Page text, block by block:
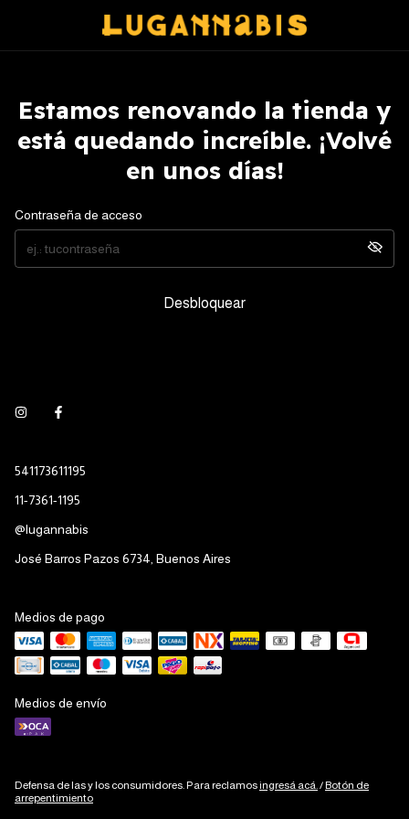
Estamos renovando la tienda y
está quedando increíble. ¡Volvé
en unos días!
Contraseña de acceso
Desbloquear
541173611195
11-7361-1195
@lugannabis
José Barros Pazos 6734, Buenos Aires
Medios de pago
Medios de envío
Defensa de las y los consumidores. Para reclamosingresá acá./Botón de
arrepentimiento